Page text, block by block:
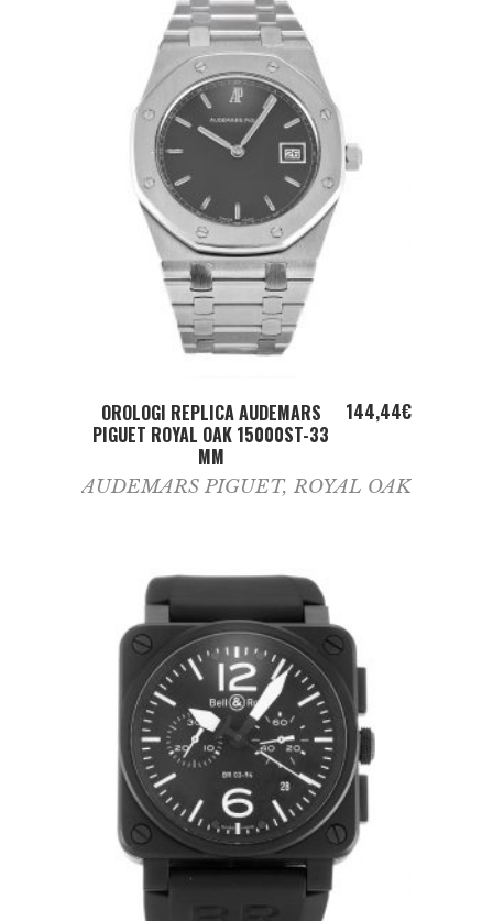
ADD TO CART
OROLOGI REPLICA AUDEMARS
PIGUET ROYAL OAK 15000ST-33
MM
144,44€
AUDEMARS PIGUET, ROYAL OAK